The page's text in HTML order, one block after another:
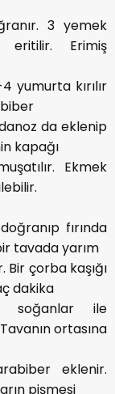
3 yemek
eritilir. Erimiş
yumurta kırılır
da eklenip
kapağı
Ekmek
fırında
tavada yarım
Bir çorba kaşığı
dakika
soğanlar ile
ortasına
eklenir.
pişmesi